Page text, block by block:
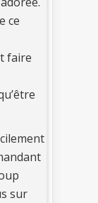
ce
faire
sur